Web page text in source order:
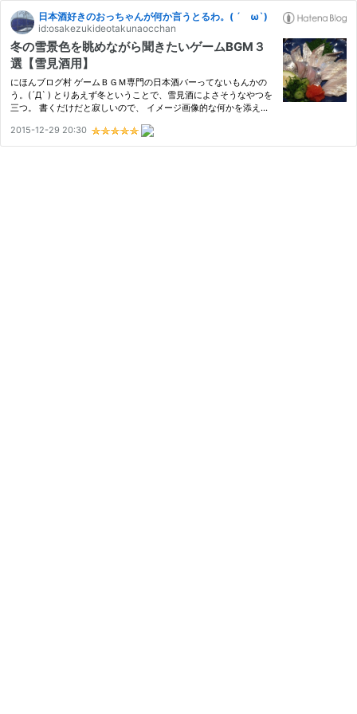
日本酒好きのおっちゃんが何か言うとるわ。( ´ ω`)
id:osakezukideotakunaocchan
冬の雪景色を眺めながら聞きたいゲームBGM３
選【雪見酒用】
にほんブログ村 ゲームＢＧＭ専門の日本酒バーってないもんかの
う。(´Д` ) とりあえず冬ということで、雪見酒によさそうなやつを
三つ。 書くだけだと寂しいので、 イメージ画像的な何かを添えて
①聖剣伝説3 another winter 夜にしんしんと降り積もる感じがし
ます…
2015-12-29 20:30